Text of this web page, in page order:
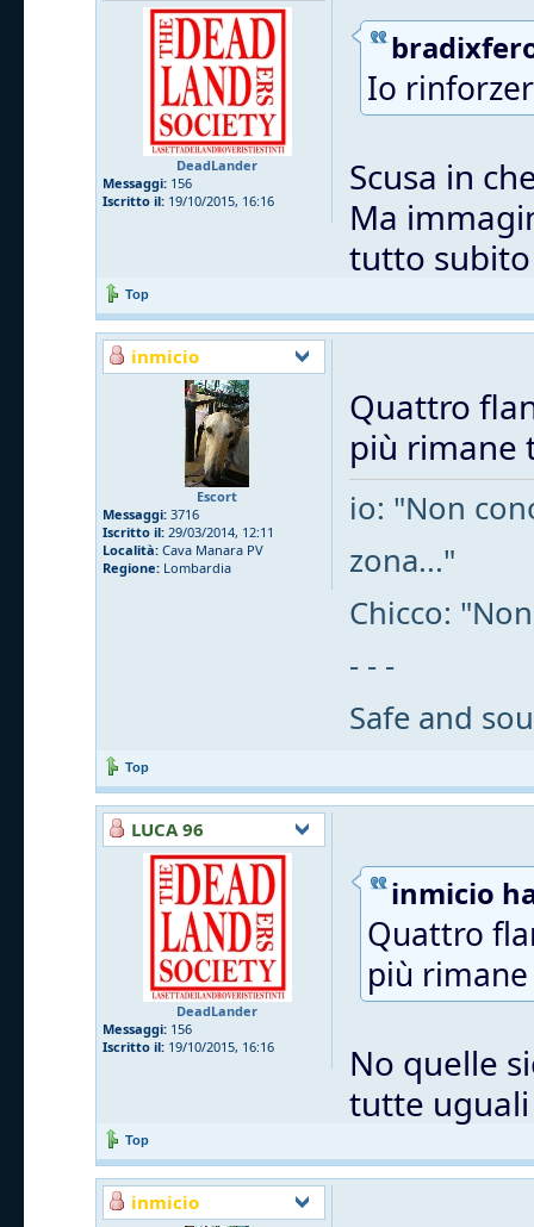
DeadLander
Messaggi: 156
Iscritto il: 19/10/2015, 16:16
Io
Scusa in
Ma
tutto
Top
inmicio
Escort
Messaggi: 3716
Iscritto il: 29/03/2014, 12:11
Località: Cava Manara PV
Regione: Lombardia
Quattro
più rimane
io: "Non
zona..."
Chicco:
- - -
Safe and
Top
LUCA 96
DeadLander
Messaggi: 156
Iscritto il: 19/10/2015, 16:16
inmicio
Quattro
più
No quelle
tutte uguali
Top
inmicio